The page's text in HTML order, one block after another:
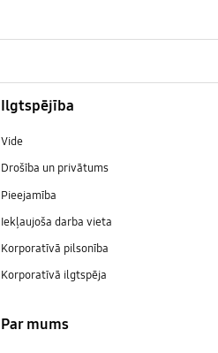
Ilgtspējība
Vide
Drošība un privātums
Pieejamība
Iekļaujoša darba vieta
Korporatīvā pilsonība
Korporatīvā ilgtspēja
Par mums